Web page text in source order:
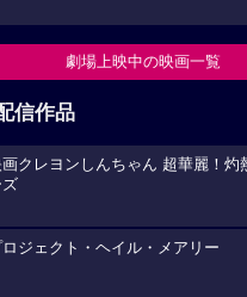
劇場上映中の映画一覧
信作品
画クレヨンしんちゃん 超華麗！灼
ズ
ロジェクト・ヘイル・メアリー